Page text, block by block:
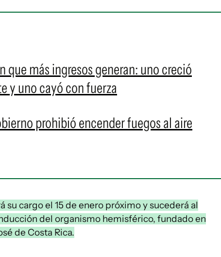
que más ingresos generan: uno creció
y uno cayó con fuerza
prohibió encender fuegos al aire
cargo el 15 de enero próximo y sucederá al
del organismo hemisférico, fundado en
de Costa Rica.